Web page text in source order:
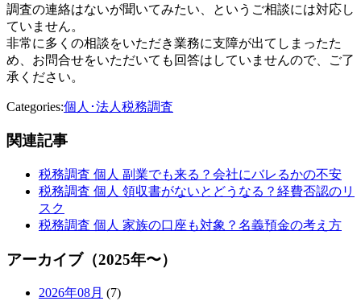
調査の連絡はないが聞いてみたい、というご相談には対応し
ていません。
非常に多くの相談をいただき業務に支障が出てしまったた
め、お問合せをいただいても回答はしていませんので、ご了
承ください。
Categories:個人･法人税務調査
関連記事
税務調査 個人 副業でも来る？会社にバレるかの不安
税務調査 個人 領収書がないとどうなる？経費否認のリ
スク
税務調査 個人 家族の口座も対象？名義預金の考え方
アーカイブ（2025年〜）
2026年08月 (7)